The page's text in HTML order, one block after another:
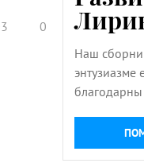
0
Наш
энтузиазме